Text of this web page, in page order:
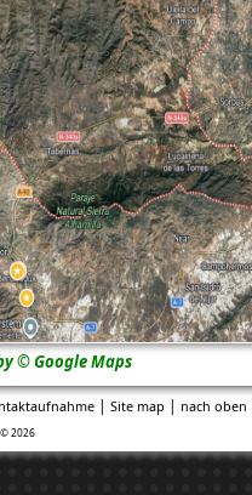
© Google Maps
| Site map | nach oben
© 2026